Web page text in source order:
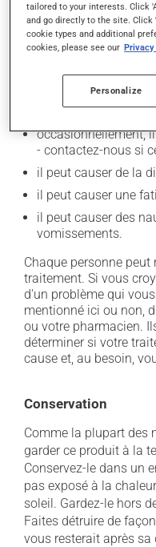
En plus de ses effets
l'occasion entraîner
secondaires),
il peut causer des
il peut causer des
lentement;
occasionnellement,
- contactez-nous si
il peut causer de la
il peut causer une
il peut causer des
vomissements.
Chaque personne
traitement. Si vous
d'un problème qui
mentionné ici ou non,
ou votre pharmacien.
déterminer si votre
cause et, au besoin,
Conservation
Comme la plupart des
garder ce produit à la
Conservez-le dans un
pas exposé à la
soleil. Gardez-le hors
Faites détruire de
vous resterait après sa
tailored to your interests. Click
and go directly to the site.
cookie types and additional
cookies, please see our
Personalize